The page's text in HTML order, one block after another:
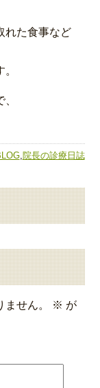
れた食事など
, 院長の診療日誌
せん。 ※ が